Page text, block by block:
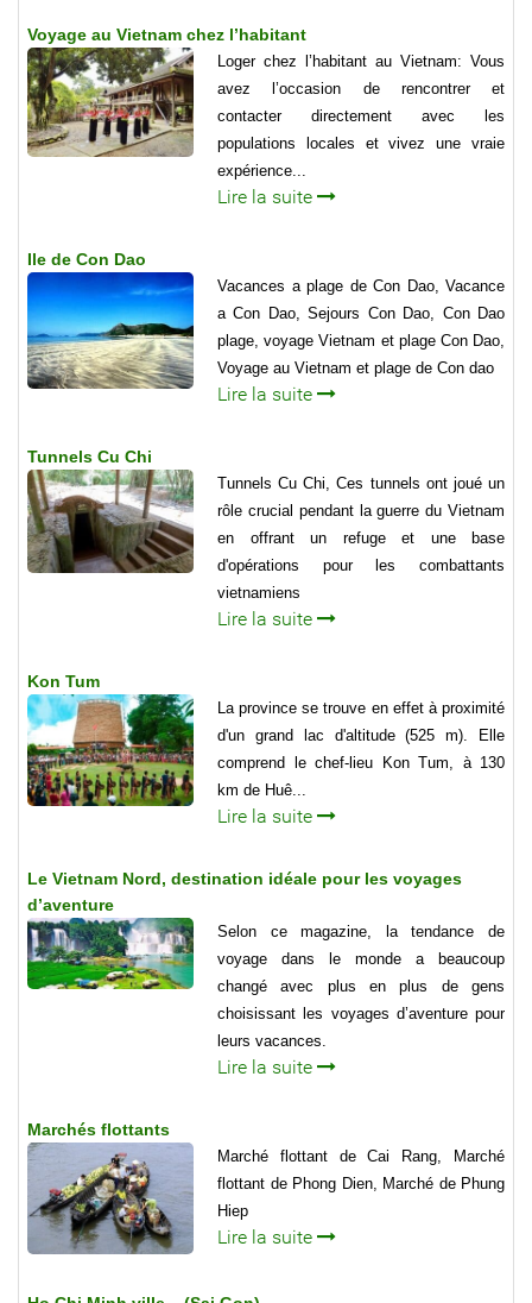
Voyage au Vietnam chez l’habitant
Loger chez l’habitant au Vietnam: Vous
avez l’occasion de rencontrer et
contacter directement avec les
populations locales et vivez une vraie
expérience...
Lire la suite
Ile de Con Dao
Vacances a plage de Con Dao, Vacance
a Con Dao, Sejours Con Dao, Con Dao
plage, voyage Vietnam et plage Con Dao,
Voyage au Vietnam et plage de Con dao
Lire la suite
Tunnels Cu Chi
Tunnels Cu Chi, Ces tunnels ont joué un
rôle crucial pendant la guerre du Vietnam
en offrant un refuge et une base
d'opérations pour les combattants
vietnamiens
Lire la suite
Kon Tum
La province se trouve en effet à proximité
d'un grand lac d'altitude (525 m). Elle
comprend le chef-lieu Kon Tum, à 130
km de Huê...
Lire la suite
Le Vietnam Nord, destination idéale pour les voyages
d’aventure
Selon ce magazine, la tendance de
voyage dans le monde a beaucoup
changé avec plus en plus de gens
choisissant les voyages d’aventure pour
leurs vacances.
Lire la suite
Marchés flottants
Marché flottant de Cai Rang, Marché
flottant de Phong Dien, Marché de Phung
Hiep
Lire la suite